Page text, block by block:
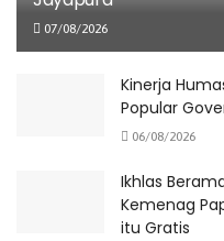
daerah operasi dengan
infrastruktur yang cukup
Tengah yang baru
sarana dan prasarana
07/08/2026
Kinerja
Popular
06/08/2026
Ikhlas
Kemenag
itu Gratis